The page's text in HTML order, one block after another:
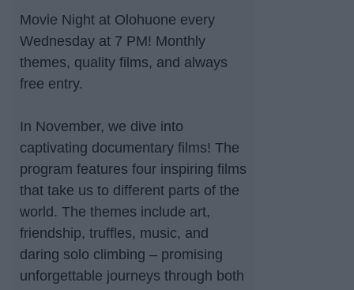
Movie Night at Olohuone every
Wednesday at 7 PM! Monthly
themes, quality films, and always
free entry.
In November, we dive into
captivating documentary films! The
program features four inspiring films
that take us to different parts of the
world. The themes include art,
friendship, truffles, music, and
daring solo climbing – promising
unforgettable journeys through both